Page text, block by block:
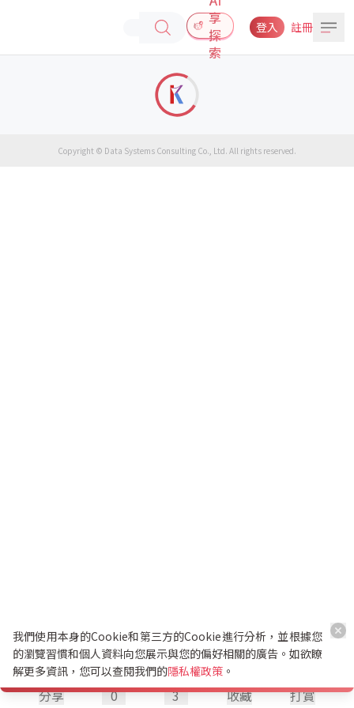
享
探
索
登入 註冊
分享 0 3 收藏 打賞
Copyright © Data Systems Consulting Co., Ltd. All rights reserved.
我們使用本身的Cookie和第三方的Cookie進行分析，並根據您
的瀏覽習慣和個人資料向您展示與您的偏好相關的廣告。如欲瞭
解更多資訊，您可以查閱我們的隱私權政策 。